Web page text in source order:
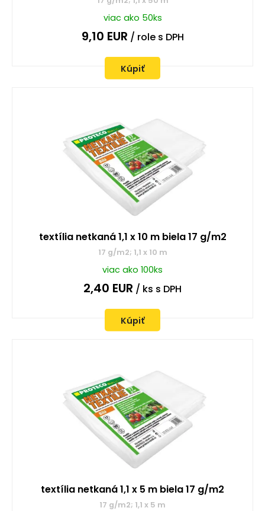
viac ako 50ks
9,10 EUR / role s DPH
Kúpiť
textília netkaná 1,1 x 10 m biela 17 g/m2
17 g/m2; 1,1 x 10 m
viac ako 100ks
2,40 EUR / ks s DPH
Kúpiť
textília netkaná 1,1 x 5 m biela 17 g/m2
17 g/m2; 1,1 x 5 m